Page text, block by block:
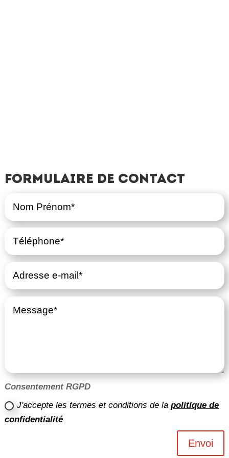
Formulaire de contact
Consentement RGPD
J'accepte les termes et conditions de lapolitique de
confidentialité
Envoi